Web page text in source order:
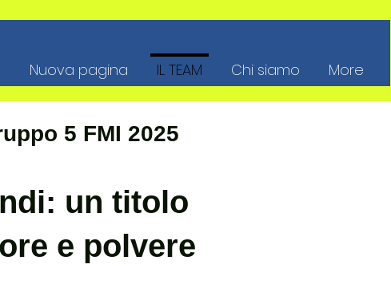
Nuova pagina IL TEAM Chi siamo More
5 FMI 2025
un titolo
e polvere